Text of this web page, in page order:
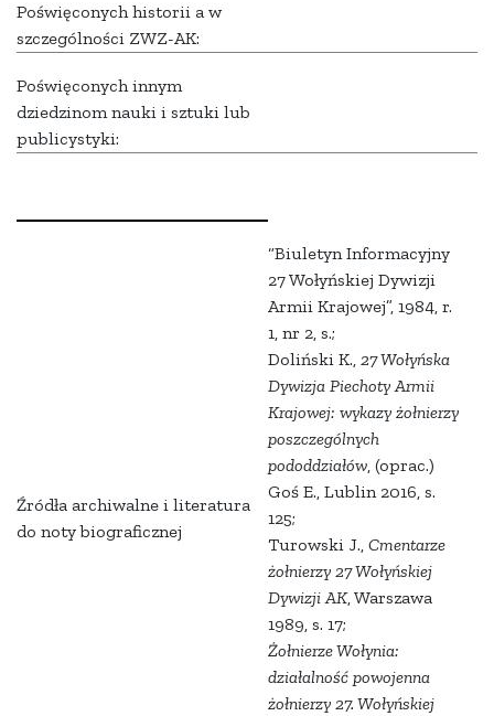
Poświęconych historii a w
szczególności ZWZ-AK:
Poświęconych innym
dziedzinom nauki i sztuki lub
publicystyki:
Źródła archiwalne i literatura
do noty biograficznej
“Biuletyn Informacyjny
27 Wołyńskiej Dywizji
Armii Krajowej”, 1984, r.
1, nr 2, s.;
Doliński K., 27 Wołyńska
Dywizja Piechoty Armii
Krajowej: wykazy żołnierzy
poszczególnych
pododdziałów, (oprac.)
Goś E., Lublin 2016, s.
125;
Turowski J., Cmentarze
żołnierzy 27 Wołyńskiej
Dywizji AK, Warszawa
1989, s. 17;
Żołnierze Wołynia:
działalność powojenna
żołnierzy 27. Wołyńskiej